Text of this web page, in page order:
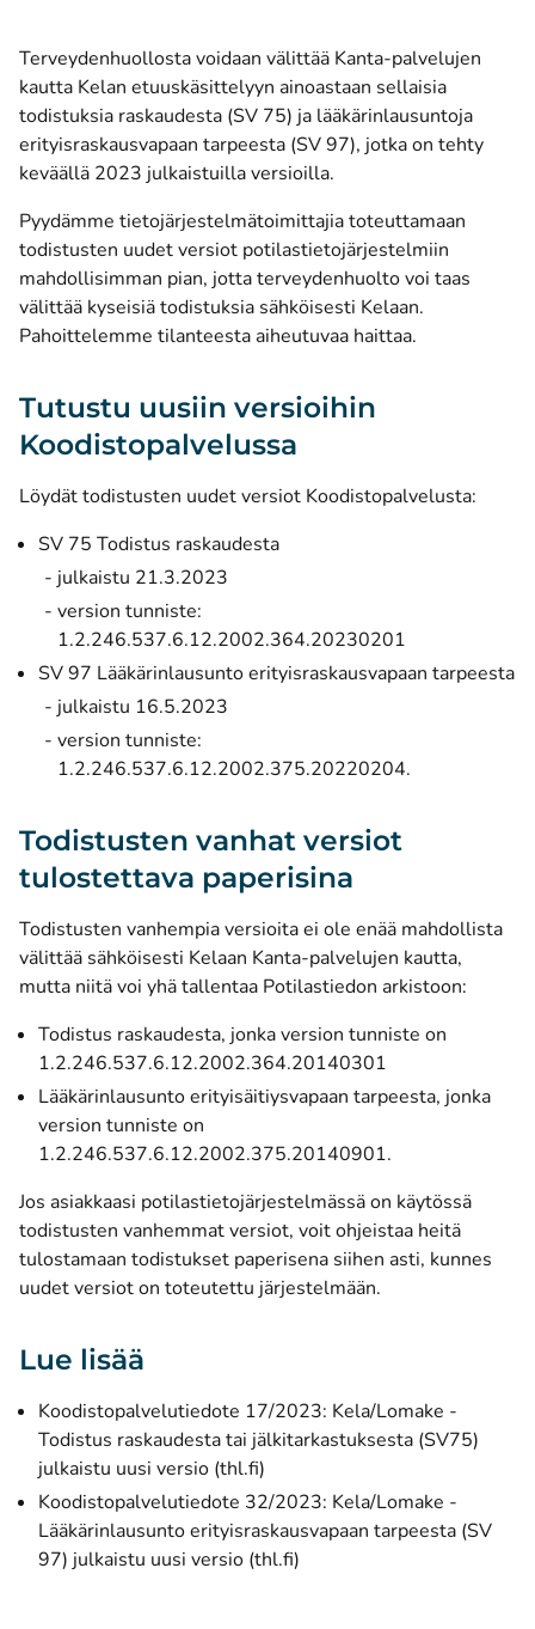
Terveydenhuollosta voidaan välittää Kanta-palvelujen
kautta Kelan etuuskäsittelyyn ainoastaan sellaisia
todistuksia raskaudesta (SV 75) ja lääkärinlausuntoja
erityisraskausvapaan tarpeesta (SV 97), jotka on tehty
keväällä 2023 julkaistuilla versioilla.
Pyydämme tietojärjestelmätoimittajia toteuttamaan
todistusten uudet versiot potilastietojärjestelmiin
mahdollisimman pian, jotta terveydenhuolto voi taas
välittää kyseisiä todistuksia sähköisesti Kelaan.
Pahoittelemme tilanteesta aiheutuvaa haittaa.
Tutustu uusiin versioihin
Koodistopalvelussa
Löydät todistusten uudet versiot Koodistopalvelusta:
SV 75 Todistus raskaudesta
julkaistu 21.3.2023
version tunniste:
1.2.246.537.6.12.2002.364.20230201
SV 97 Lääkärinlausunto erityisraskausvapaan tarpeesta
julkaistu 16.5.2023
version tunniste:
1.2.246.537.6.12.2002.375.20220204.
Todistusten vanhat versiot
tulostettava paperisina
Todistusten vanhempia versioita ei ole enää mahdollista
välittää sähköisesti Kelaan Kanta-palvelujen kautta,
mutta niitä voi yhä tallentaa Potilastiedon arkistoon:
Todistus raskaudesta, jonka version tunniste on
1.2.246.537.6.12.2002.364.20140301
Lääkärinlausunto erityisäitiysvapaan tarpeesta, jonka
version tunniste on
1.2.246.537.6.12.2002.375.20140901.
Jos asiakkaasi potilastietojärjestelmässä on käytössä
todistusten vanhemmat versiot, voit ohjeistaa heitä
tulostamaan todistukset paperisena siihen asti, kunnes
uudet versiot on toteutettu järjestelmään.
Lue lisää
Koodistopalvelutiedote 17/2023: Kela/Lomake -
Todistus raskaudesta tai jälkitarkastuksesta (SV75)
julkaistu uusi versio (thl.fi)
Koodistopalvelutiedote 32/2023: Kela/Lomake -
Lääkärinlausunto erityisraskausvapaan tarpeesta (SV
97) julkaistu uusi versio (thl.fi)